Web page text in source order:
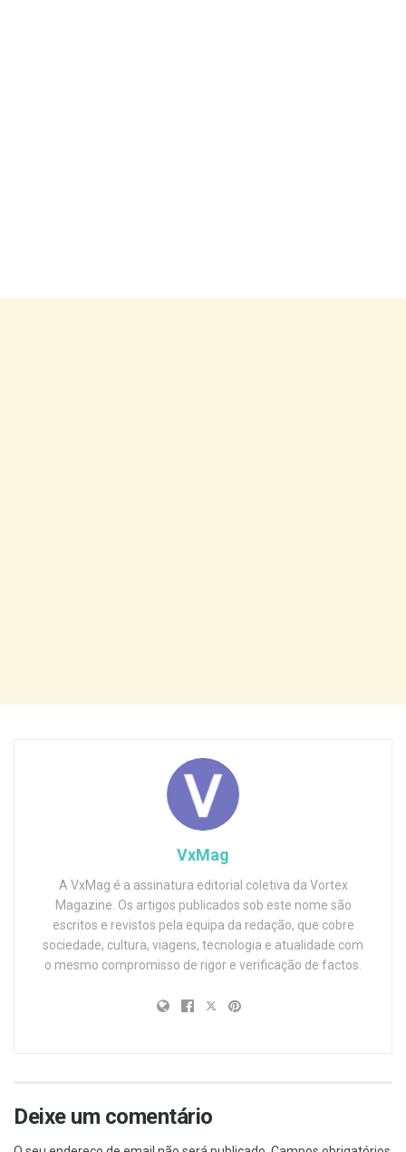
VxMag
A VxMag é a assinatura editorial coletiva da Vortex
Magazine. Os artigos publicados sob este nome são
escritos e revistos pela equipa da redação, que cobre
sociedade, cultura, viagens, tecnologia e atualidade com
o mesmo compromisso de rigor e verificação de factos.
Deixe um comentário